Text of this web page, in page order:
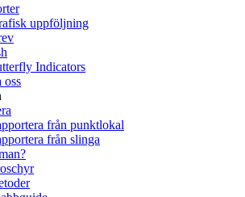
uppföljning
Indicators
oss
från punktlokal
från slinga